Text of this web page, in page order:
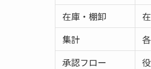
在庫・棚卸
集計
承認フロー